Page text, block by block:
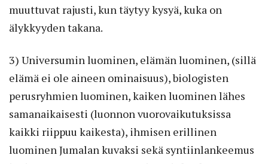
muuttuvat rajusti, kun täytyy kysyä, kuka on
älykkyyden takana.
3) Universumin luominen, elämän luominen, (sillä
elämä ei ole aineen ominaisuus), biologisten
perusryhmien luominen, kaiken luominen lähes
samanaikaisesti (luonnon vuorovaikutuksissa
kaikki riippuu kaikesta), ihmisen erillinen
luominen Jumalan kuvaksi sekä syntiinlankeemus